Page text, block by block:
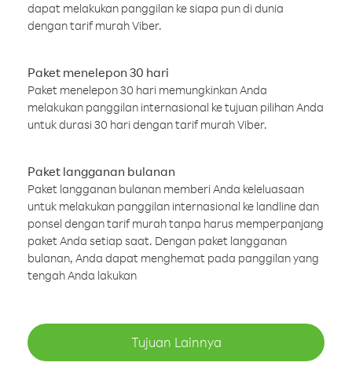
dapat melakukan panggilan ke siapa pun di dunia
dengan tarif murah Viber.
Paket menelepon 30 hari
Paket menelepon 30 hari memungkinkan Anda
melakukan panggilan internasional ke tujuan pilihan Anda
untuk durasi 30 hari dengan tarif murah Viber.
Paket langganan bulanan
Paket langganan bulanan memberi Anda keleluasaan
untuk melakukan panggilan internasional ke landline dan
ponsel dengan tarif murah tanpa harus memperpanjang
paket Anda setiap saat. Dengan paket langganan
bulanan, Anda dapat menghemat pada panggilan yang
tengah Anda lakukan
Tujuan Lainnya